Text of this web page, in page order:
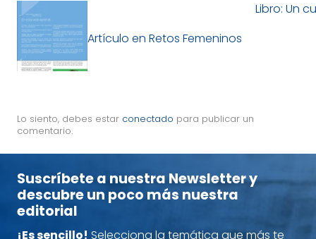
Artículo en Retos Femeninos
Libro: Un
Lo siento, debes estar conectado para publicar un
comentario.
Suscríbete a nuestra Newsletter y
descubre un poco más nuestra
editorial
¡Es sencillo! Selecciona la temática que más te